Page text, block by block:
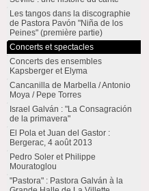
Les tangos dans la discographie
de Pastora Pavón "Niña de los
Peines" (première partie)
Concerts et spectacles
Concerts des ensembles
Kapsberger et Elyma
Cancanilla de Marbella / Antonio
Moya / Pepe Torres
Israel Galván : "La Consagración
de la primavera"
El Pola et Juan del Gastor :
Bergerac, 4 août 2013
Pedro Soler et Philippe
Mouratoglou
"Pastora" : Pastora Galván à la